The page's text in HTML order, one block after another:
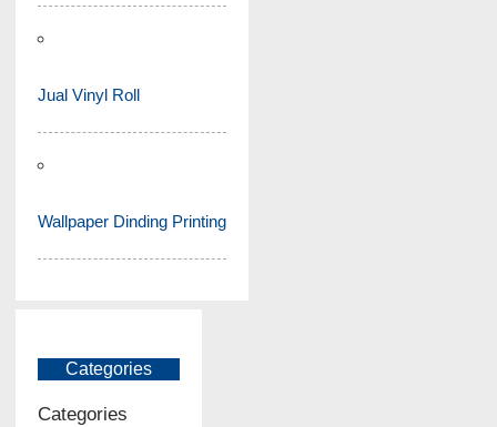
Jual Vinyl Roll
Wallpaper Dinding Printing
Categories
Categories